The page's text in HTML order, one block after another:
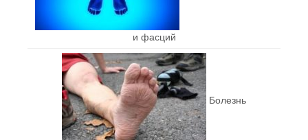
и фасций
Болезнь